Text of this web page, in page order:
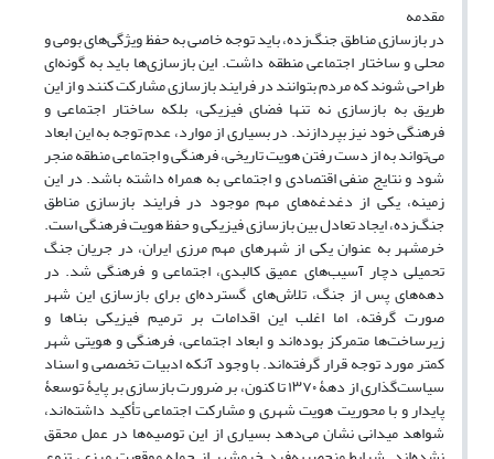
مقدمه
در بازسازی مناطق جنگ‌زده، باید توجه خاصی به حفظ ویژگی‌های بومی و
محلی و ساختار اجتماعی منطقه داشت. این بازسازی‌ها باید به‌ گونه‌ای
طراحی شوند که مردم بتوانند در فرایند بازسازی مشارکت کنند و از این
طریق به بازسازی نه تنها فضای فیزیکی، بلکه ساختار اجتماعی و
فرهنگی خود نیز بپردازند. در بسیاری از موارد، عدم توجه به این ابعاد
می‌تواند به از دست رفتن هویت تاریخی، فرهنگی و اجتماعی منطقه منجر
شود و نتایج منفی اقتصادی و اجتماعی به همراه داشته باشد. در این
زمینه، یکی از دغدغه‌های مهم موجود در فرایند بازسازی مناطق
جنگ‌زده، ایجاد تعادل بین بازسازی فیزیکی و حفظ هویت فرهنگی است.
خرمشهر به‌ عنوان یکی از شهرهای مهم مرزی ایران، در جریان جنگ
تحمیلی دچار آسیب‌های عمیق کالبدی، اجتماعی و فرهنگی شد. در
دهه‌های پس از جنگ، تلاش‌های گسترده‌ای برای بازسازی این شهر
صورت گرفته، اما اغلب این اقدامات بر ترمیم فیزیکی بناها و
زیرساخت‌ها متمرکز بوده‌اند و ابعاد اجتماعی، فرهنگی و هویتی شهر
کمتر مورد توجه قرار گرفته‌اند. با وجود آنکه ادبیات تخصصی و اسناد
سیاست‌گذاری از دهۀ ۱۳۷۰ تا کنون، بر ضرورت بازسازی بر پایۀ توسعۀ
پایدار و با محوریت هویت شهری و مشارکت اجتماعی تأکید داشته‌اند،
شواهد میدانی نشان می‌دهد بسیاری از این توصیه‌ها در عمل محقق